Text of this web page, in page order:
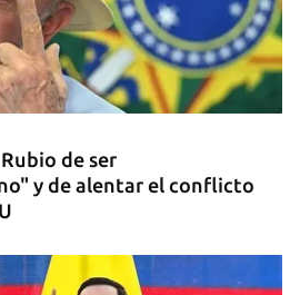
de ser
y de alentar el conflicto